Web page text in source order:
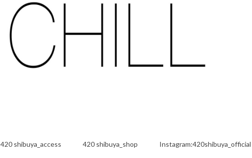
420 shibuya_access 420 shibuya_shop Instagram:420shibuya_official